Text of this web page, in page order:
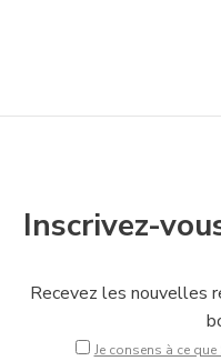
Inscrivez-
Recevez les nouvelles
Je consens à ce